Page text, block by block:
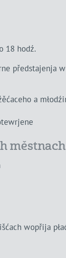
18 hodź.
předstajenja
a
městnach
wopřija